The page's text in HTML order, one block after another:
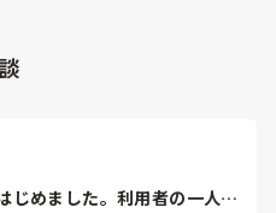
じめました。利用者の一人の